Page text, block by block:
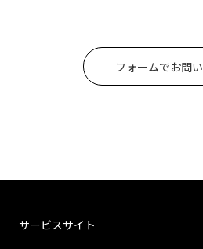
フォームでお問
サービスサイト